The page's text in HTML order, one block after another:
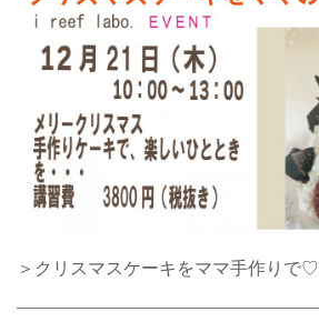
＞クリスマスケーキをママ手作りで♡